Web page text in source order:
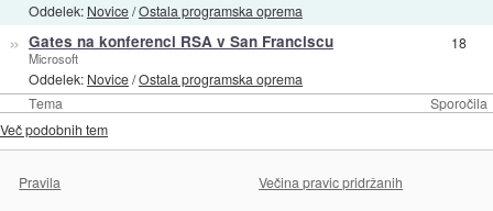
Tema Sporočila
Oddelek: Novice/Ostala programska oprema
» Gates na konferenci RSA v San Franciscu
Microsoft
Oddelek: Novice/Ostala programska oprema
18
Več podobnih tem
Pravila
Večina pravic pridržanih